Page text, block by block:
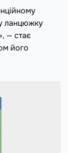
ланцюжку
— стає
його